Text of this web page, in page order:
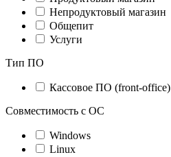
Непродуктовый магазин
Общепит
Услуги
Тип ПО
Кассовое ПО (front-office)
Совместимость с ОС
Windows
Linux